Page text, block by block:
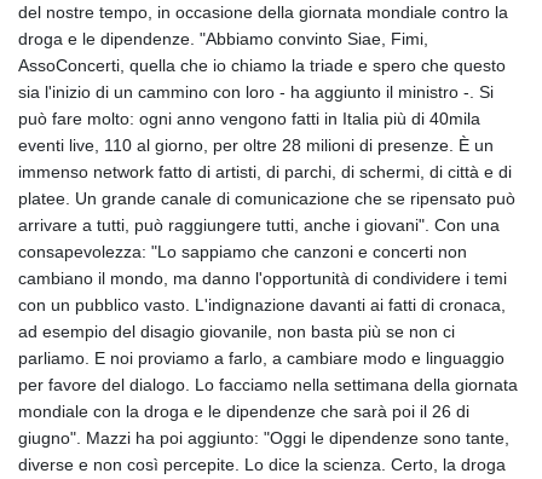
del nostre tempo, in occasione della giornata mondiale contro la
droga e le dipendenze. "Abbiamo convinto Siae, Fimi,
AssoConcerti, quella che io chiamo la triade e spero che questo
sia l'inizio di un cammino con loro - ha aggiunto il ministro -. Si
può fare molto: ogni anno vengono fatti in Italia più di 40mila
eventi live, 110 al giorno, per oltre 28 milioni di presenze. È un
immenso network fatto di artisti, di parchi, di schermi, di città e di
platee. Un grande canale di comunicazione che se ripensato può
arrivare a tutti, può raggiungere tutti, anche i giovani". Con una
consapevolezza: "Lo sappiamo che canzoni e concerti non
cambiano il mondo, ma danno l'opportunità di condividere i temi
con un pubblico vasto. L'indignazione davanti ai fatti di cronaca,
ad esempio del disagio giovanile, non basta più se non ci
parliamo. E noi proviamo a farlo, a cambiare modo e linguaggio
per favore del dialogo. Lo facciamo nella settimana della giornata
mondiale con la droga e le dipendenze che sarà poi il 26 di
giugno". Mazzi ha poi aggiunto: "Oggi le dipendenze sono tante,
diverse e non così percepite. Lo dice la scienza. Certo, la droga